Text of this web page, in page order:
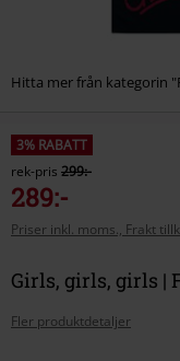
Hitta mer från kategorin
3% RABATT
rek-pris 299:-
289:-
Priser inkl. moms., Frakt
Girls, girls, girls |
Fler produktdetaljer